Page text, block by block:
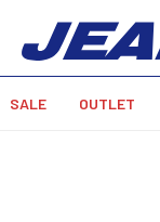
SALE OUTLET